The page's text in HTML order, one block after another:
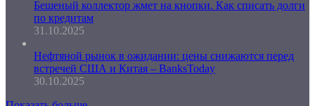
Бешеный коллектор жмет на кнопки. Как списать долги
по кредитам
31.10.2025
Нефтяной рынок в ожидании: цены снижаются перед
встречей США и Китая – BanksToday
30.10.2025